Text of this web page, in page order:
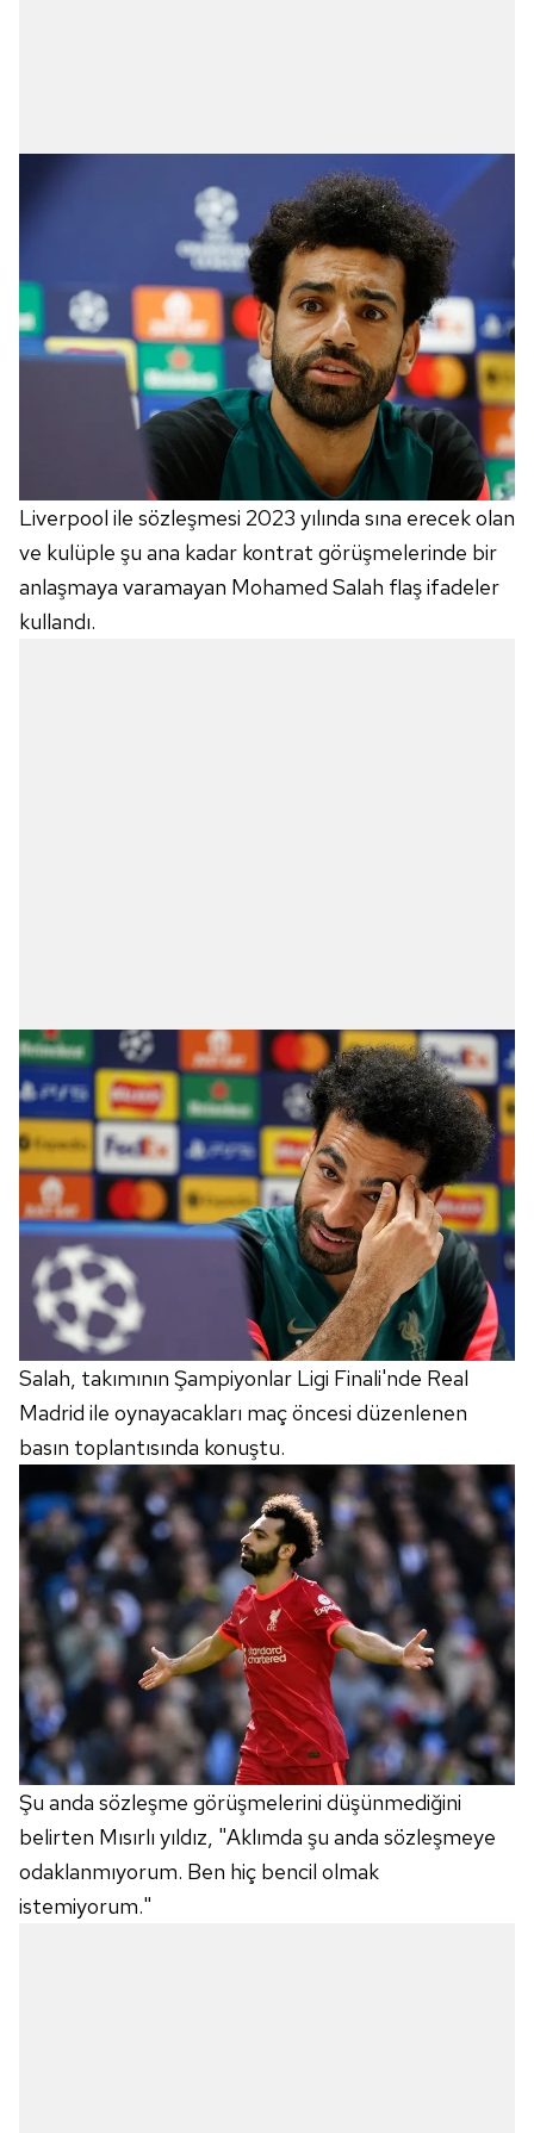
Liverpool ile sözleşmesi 2023 yılında sına erecek olan
ve kulüple şu ana kadar kontrat görüşmelerinde bir
anlaşmaya varamayan Mohamed Salah flaş ifadeler
kullandı.
Salah, takımının Şampiyonlar Ligi Finali'nde Real
Madrid ile oynayacakları maç öncesi düzenlenen
basın toplantısında konuştu.
Şu anda sözleşme görüşmelerini düşünmediğini
belirten Mısırlı yıldız, "Aklımda şu anda sözleşmeye
odaklanmıyorum. Ben hiç bencil olmak
istemiyorum."